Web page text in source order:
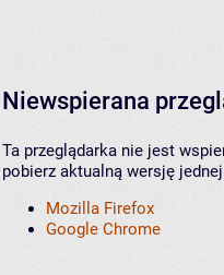
Niewspierana
Ta przeglądarka nie jest
pobierz aktualną wersję
Mozilla Firefox
Google Chrome